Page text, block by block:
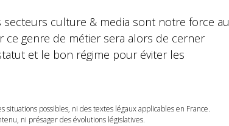
culture & media sont notre force au
ce genre de métier sera alors de cerner
et le bon régime pour éviter les
possibles, ni des textes légaux applicables en France.
ni présager des évolutions législatives.